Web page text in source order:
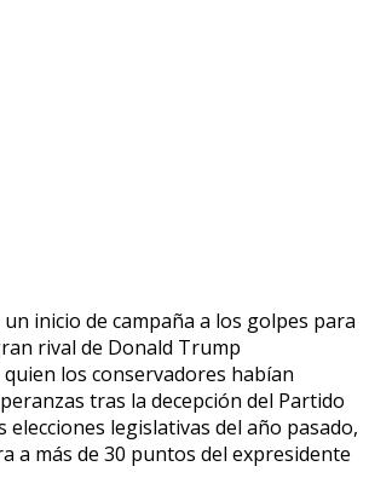
los conservadores habían
tras la decepción del Partido
elecciones legislativas del año pasado,
a más de 30 puntos del expresidente